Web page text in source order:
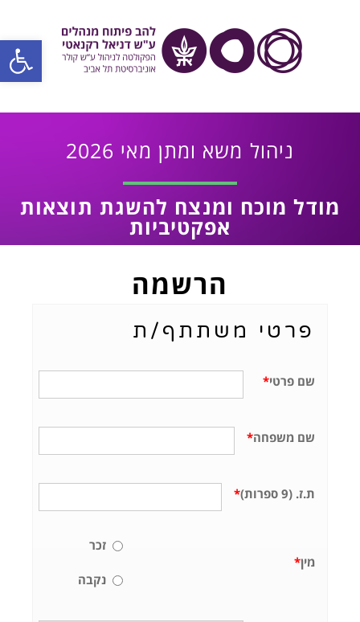
פתח
ניהול משא ומתן מאי 2026
מודל מוכח ומנצח להשגת תוצאות
אפקטיביות
הרשמה
פרטי משתתף/ת
*שם פרטי
*שם משפחה
* ת.ז. (9 ספרות)
*מין
זכר
נקבה